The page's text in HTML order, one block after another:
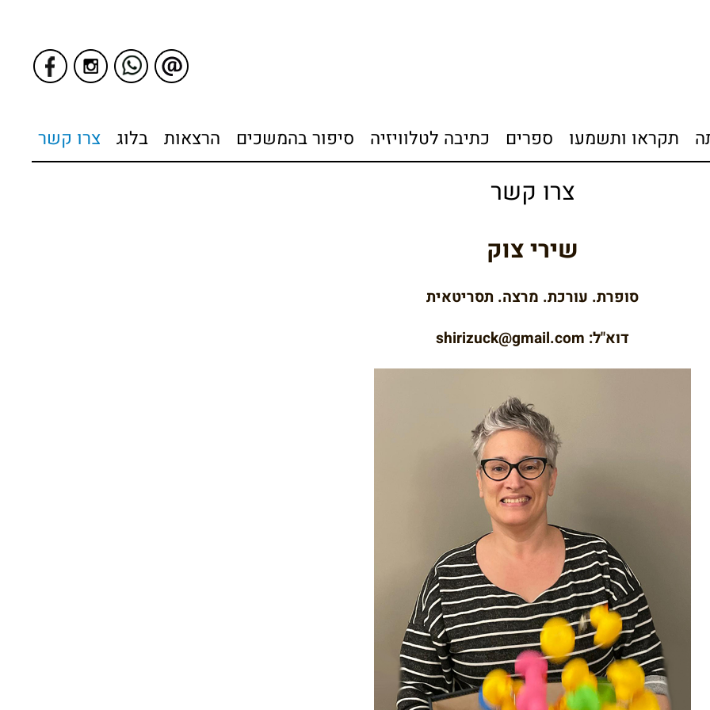
תקראו ותשמעו ספרים כתיבה לטלוויזיה סיפור בהמשכים הרצאות בלוג צרו קשר
צרו קשר
שירי צוק
סופרת. עורכת. מרצה. תסריטאית
דוא"ל: shirizuck@gmail.com